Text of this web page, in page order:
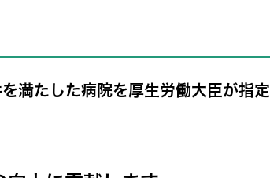
満たした病院を厚生労働大臣が指